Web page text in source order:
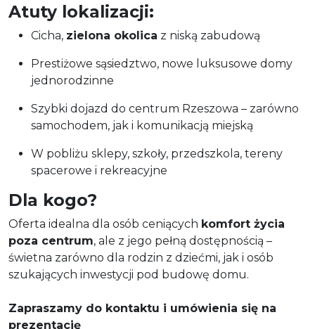
Atuty lokalizacji:
Cicha, zielona okolica z niską zabudową
Prestiżowe sąsiedztwo, nowe luksusowe domy
jednorodzinne
Szybki dojazd do centrum Rzeszowa – zarówno
samochodem, jak i komunikacją miejską
W pobliżu sklepy, szkoły, przedszkola, tereny
spacerowe i rekreacyjne
Dla kogo?
Oferta idealna dla osób ceniących komfort życia
poza centrum, ale z jego pełną dostępnością –
świetna zarówno dla rodzin z dziećmi, jak i osób
szukających inwestycji pod budowę domu.
Zapraszamy do kontaktu i umówienia się na
prezentację